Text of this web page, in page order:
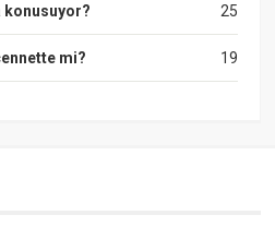
25
konusuyor?
19
mi?